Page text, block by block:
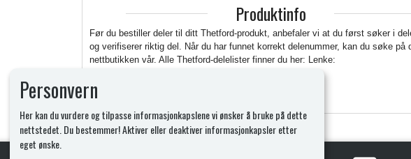
Produktinfo
Før du bestiller deler til ditt Thetford-produkt, anbefaler vi at du først søker i
og verifiserer riktig del. Når du har funnet korrekt delenummer, kan du søke på
nettbutikken vår. Alle Thetford-delelister finner du her: Lenke:
Personvern
Her kan du vurdere og tilpasse informasjonkapslene vi ønsker å bruke på dette
nettstedet. Du bestemmer! Aktiver eller deaktiver informasjonkapsler etter
eget ønske.